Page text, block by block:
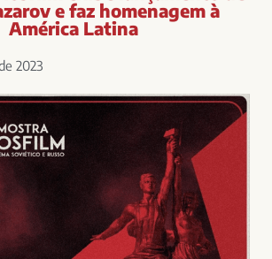
e faz homenagem à
América Latina
2023